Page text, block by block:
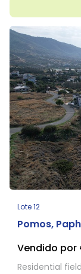
Lote 12
Pomos,
Vendido por
Residential